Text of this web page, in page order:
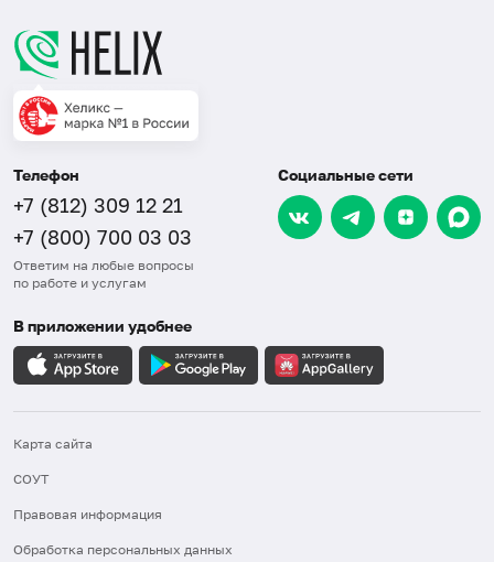
Телефон
+7 (812) 309 12 21
+7 (800) 700 03 03
Ответим на любые вопросы
по работе и услугам
Социальные сети
В приложении удобнее
Карта сайта
СОУТ
Правовая информация
Обработка персональных данных